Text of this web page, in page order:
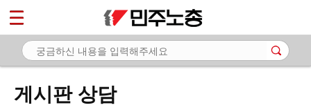
게시판 상담
마이페이지
소개
노동상담